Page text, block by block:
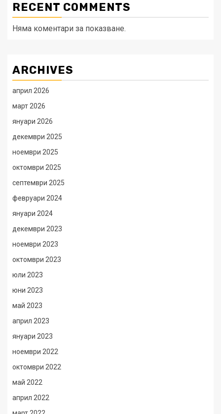
RECENT COMMENTS
Няма коментари за показване.
ARCHIVES
април 2026
март 2026
януари 2026
декември 2025
ноември 2025
октомври 2025
септември 2025
февруари 2024
януари 2024
декември 2023
ноември 2023
октомври 2023
юли 2023
юни 2023
май 2023
април 2023
януари 2023
ноември 2022
октомври 2022
май 2022
април 2022